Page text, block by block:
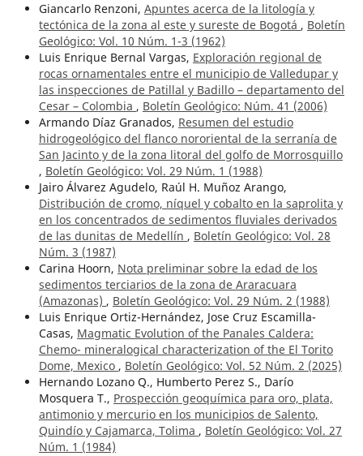
Giancarlo Renzoni, Apuntes acerca de la litología y
tectónica de la zona al este y sureste de Bogotá , Boletín
Geológico: Vol. 10 Núm. 1-3 (1962)
Luis Enrique Bernal Vargas, Exploración regional de
rocas ornamentales entre el municipio de Valledupar y
las inspecciones de Patillal y Badillo – departamento del
Cesar – Colombia , Boletín Geológico: Núm. 41 (2006)
Armando Díaz Granados, Resumen del estudio
hidrogeológico del flanco nororiental de la serranía de
San Jacinto y de la zona litoral del golfo de Morrosquillo
, Boletín Geológico: Vol. 29 Núm. 1 (1988)
Jairo Álvarez Agudelo, Raúl H. Muñoz Arango,
Distribución de cromo, níquel y cobalto en la saprolita y
en los concentrados de sedimentos fluviales derivados
de las dunitas de Medellín , Boletín Geológico: Vol. 28
Núm. 3 (1987)
Carina Hoorn, Nota preliminar sobre la edad de los
sedimentos terciarios de la zona de Araracuara
(Amazonas) , Boletín Geológico: Vol. 29 Núm. 2 (1988)
Luis Enrique Ortiz-Hernández, Jose Cruz Escamilla-
Casas, Magmatic Evolution of the Panales Caldera:
Chemo- mineralogical characterization of the El Torito
Dome, Mexico , Boletín Geológico: Vol. 52 Núm. 2 (2025)
Hernando Lozano Q., Humberto Perez S., Darío
Mosquera T., Prospección geoquímica para oro, plata,
antimonio y mercurio en los municipios de Salento,
Quindío y Cajamarca, Tolima , Boletín Geológico: Vol. 27
Núm. 1 (1984)